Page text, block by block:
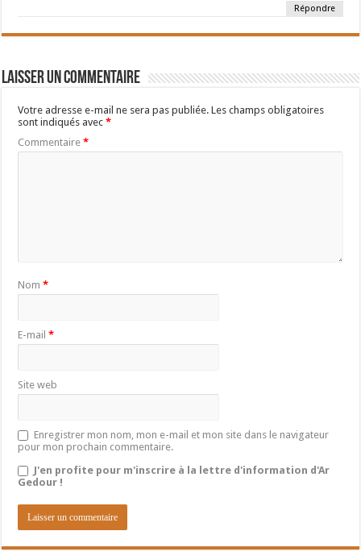
Répondre
Laisser un commentaire
Votre adresse e-mail ne sera pas publiée. Les champs obligatoires
sont indiqués avec*
Commentaire*
Nom*
E-mail*
Site web
Enregistrer mon nom, mon e-mail et mon site dans le navigateur
pour mon prochain commentaire.
J'en profite pour m'inscrire à la lettre d'information d'Ar
Gedour !